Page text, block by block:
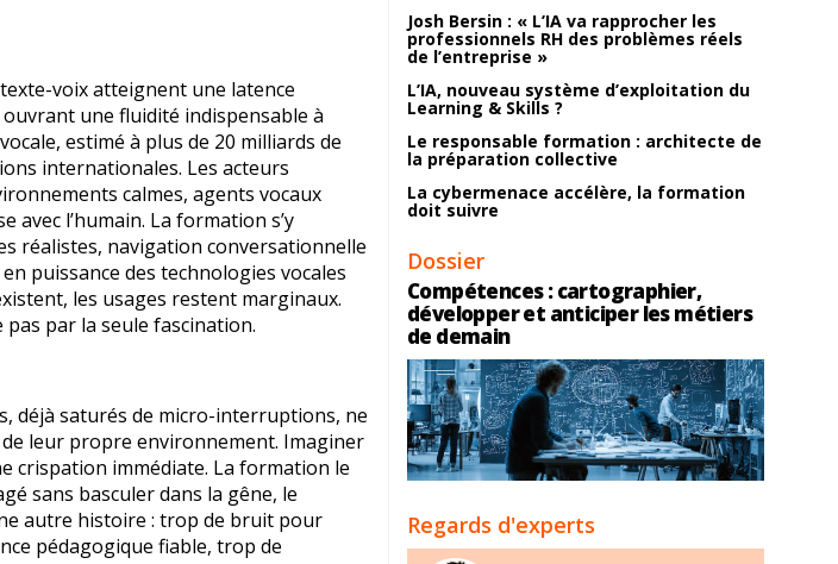
voix atteignent une latence
une fluidité indispensable à
estimé à plus de 20 milliards de
internationales. Les acteurs
calmes, agents vocaux
avec l’humain. La formation s’y
réalistes, navigation conversationnelle
puissance des technologies vocales
les usages restent marginaux.
par la seule fascination.
déjà saturés de micro-interruptions, ne
leur propre environnement. Imaginer
crispation immédiate. La formation le
sans basculer dans la gêne, le
autre histoire : trop de bruit pour
pédagogique fiable, trop de
Josh Bersin : « L’IA va rapprocher les
professionnels RH des problèmes réels
de l’entreprise »
L’IA, nouveau système d’exploitation du
Learning & Skills ?
Le responsable formation : architecte de
la préparation collective
La cybermenace accélère, la formation
doit suivre
Dossier
Compétences : cartographier,
développer et anticiper les métiers
de demain
Regards d'experts